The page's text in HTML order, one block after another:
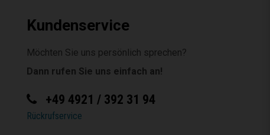
Kundenservice
Möchten Sie uns persönlich sprechen?
Dann rufen Sie uns einfach an!
+49 4921 / 392 31 94
Rückrufservice